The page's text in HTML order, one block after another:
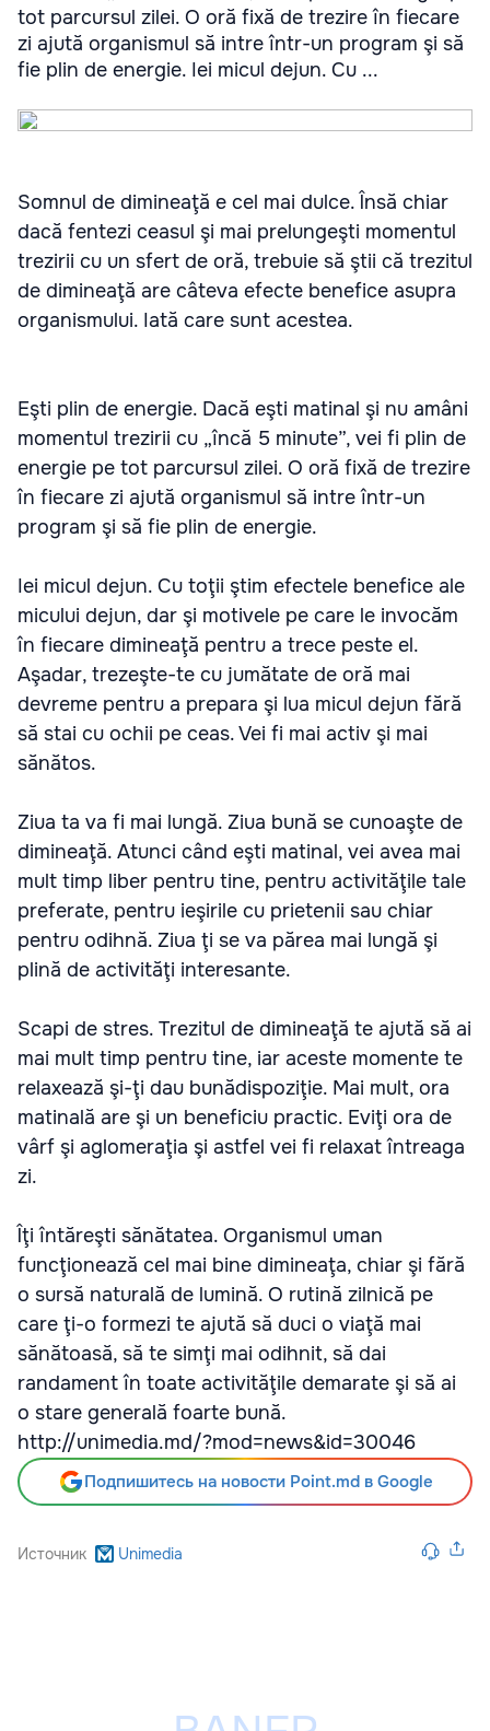
tot parcursul zilei. O oră fixă de trezire în fiecare
zi ajută organismul să intre într-un program şi să
fie plin de energie. Iei micul dejun. Cu ...
Somnul de dimineaţă e cel mai dulce. Însă chiar
dacă fentezi ceasul şi mai prelungeşti momentul
trezirii cu un sfert de oră, trebuie să ştii că trezitul
de dimineaţă are câteva efecte benefice asupra
organismului. Iată care sunt acestea.
Eşti plin de energie. Dacă eşti matinal şi nu amâni
momentul trezirii cu „încă 5 minute”, vei fi plin de
energie pe tot parcursul zilei. O oră fixă de trezire
în fiecare zi ajută organismul să intre într-un
program şi să fie plin de energie.
Iei micul dejun. Cu toţii ştim efectele benefice ale
micului dejun, dar şi motivele pe care le invocăm
în fiecare dimineaţă pentru a trece peste el.
Aşadar, trezeşte-te cu jumătate de oră mai
devreme pentru a prepara şi lua micul dejun fără
să stai cu ochii pe ceas. Vei fi mai activ şi mai
sănătos.
Ziua ta va fi mai lungă. Ziua bună se cunoaşte de
dimineaţă. Atunci când eşti matinal, vei avea mai
mult timp liber pentru tine, pentru activităţile tale
preferate, pentru ieşirile cu prietenii sau chiar
pentru odihnă. Ziua ţi se va părea mai lungă şi
plină de activităţi interesante.
Scapi de stres. Trezitul de dimineaţă te ajută să ai
mai mult timp pentru tine, iar aceste momente te
relaxează şi-ţi dau bunădispoziţie. Mai mult, ora
matinală are şi un beneficiu practic. Eviţi ora de
vârf şi aglomeraţia şi astfel vei fi relaxat întreaga
zi.
Îţi întăreşti sănătatea. Organismul uman
funcţionează cel mai bine dimineaţa, chiar şi fără
o sursă naturală de lumină. O rutină zilnică pe
care ţi-o formezi te ajută să duci o viaţă mai
sănătoasă, să te simţi mai odihnit, să dai
randament în toate activităţile demarate şi să ai
o stare generală foarte bună.
http://unimedia.md/?mod=news&id=30046
Подпишитесь на новости Point.md в Google
Источник Unimedia